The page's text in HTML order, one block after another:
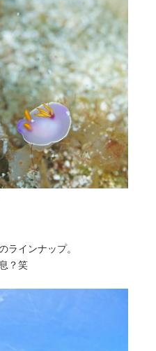
ラインナップ。
？笑